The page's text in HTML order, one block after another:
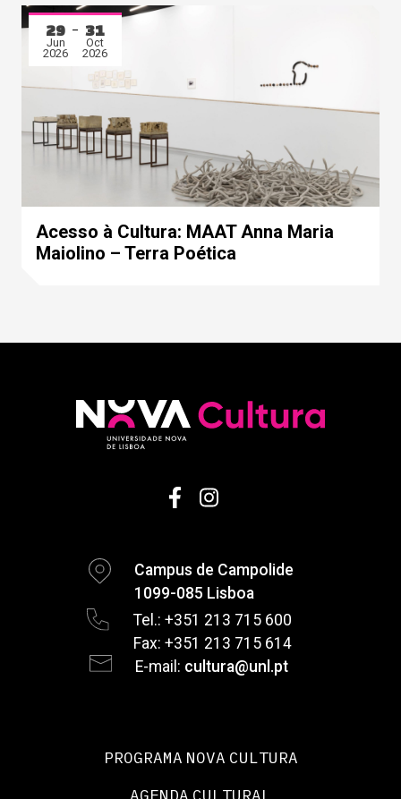
29
Jun
2026
31
Oct
2026
Acesso à Cultura: MAAT Anna Maria
Maiolino – Terra Poética
Campus de Campolide
1099-085 Lisboa
Tel.: +351 213 715 600
Fax: +351 213 715 614
E-mail: cultura@unl.pt
PROGRAMA NOVA CULTURA